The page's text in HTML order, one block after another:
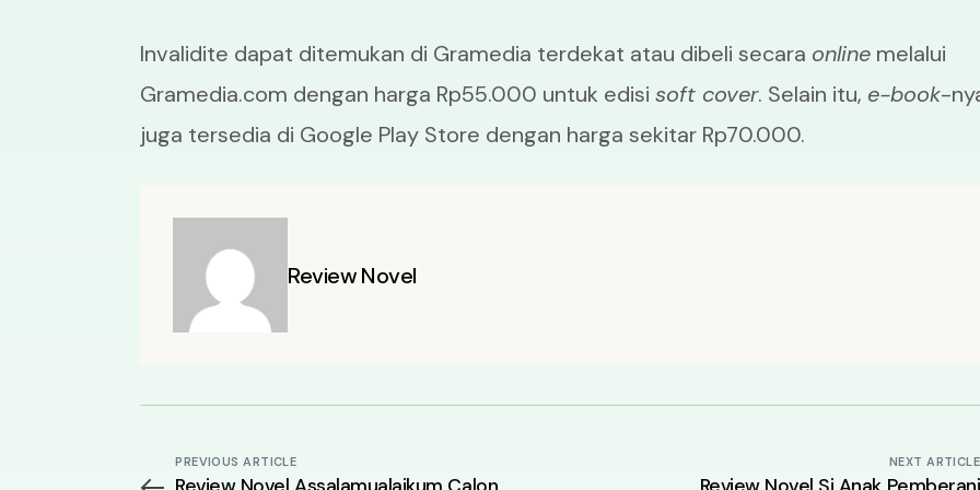
Invalidite dapat ditemukan di Gramedia terdekat atau dibeli secara online melalui
Gramedia.com dengan harga Rp55.000 untuk edisisoft cover. Selain itu, e-book-
juga tersedia di Google Play Store dengan harga sekitar Rp70.000.
Review Novel
PREVIOUS ARTICLE NEXT ARTICLE